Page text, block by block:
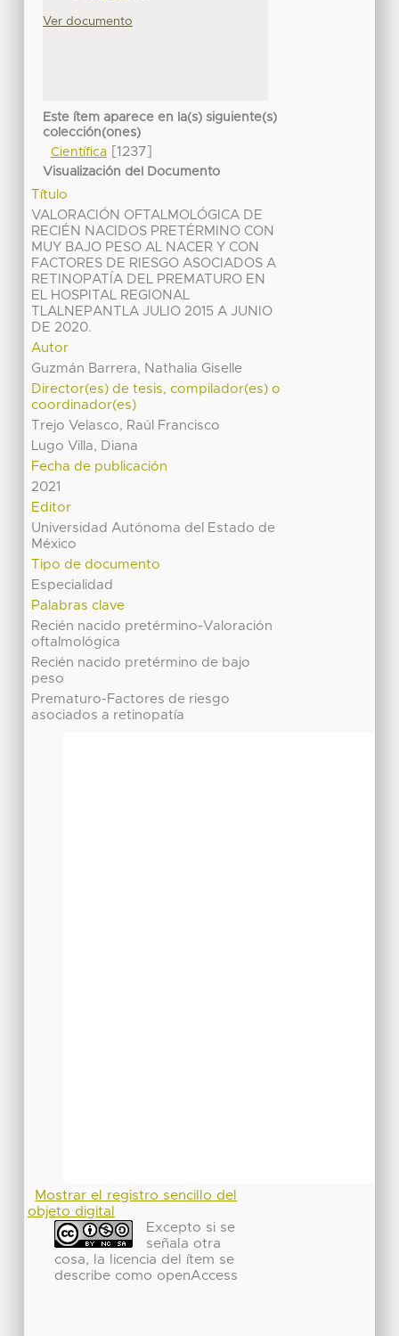
Ver documento
Este ítem aparece en la(s) siguiente(s)
colección(ones)
Científica[1237]
Visualización del Documento
Título
VALORACIÓN OFTALMOLÓGICA DE
RECIÉN NACIDOS PRETÉRMINO CON
MUY BAJO PESO AL NACER Y CON
FACTORES DE RIESGO ASOCIADOS A
RETINOPATÍA DEL PREMATURO EN
EL HOSPITAL REGIONAL
TLALNEPANTLA JULIO 2015 A JUNIO
DE 2020.
Autor
Guzmán Barrera, Nathalia Giselle
Director(es) de tesis, compilador(es) o
coordinador(es)
Trejo Velasco, Raúl Francisco
Lugo Villa, Diana
Fecha de publicación
2021
Editor
Universidad Autónoma del Estado de
México
Tipo de documento
Especialidad
Palabras clave
Recién nacido pretérmino-Valoración
oftalmológica
Recién nacido pretérmino de bajo
peso
Prematuro-Factores de riesgo
asociados a retinopatía
Mostrar el registro sencillo del
objeto digital
Excepto si se
señala otra
cosa, la licencia del ítem se
describe como openAccess